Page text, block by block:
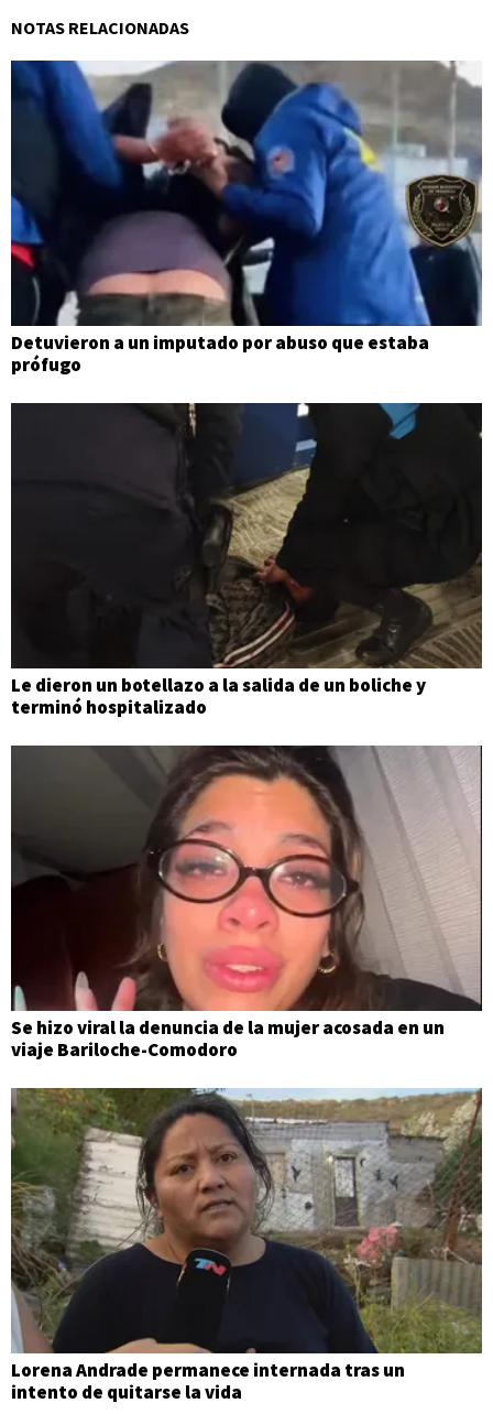
NOTAS RELACIONADAS
Detuvieron a un imputado por abuso que estaba
prófugo
Le dieron un botellazo a la salida de un boliche y
terminó hospitalizado
Se hizo viral la denuncia de la mujer acosada en un
viaje Bariloche-Comodoro
Lorena Andrade permanece internada tras un
intento de quitarse la vida